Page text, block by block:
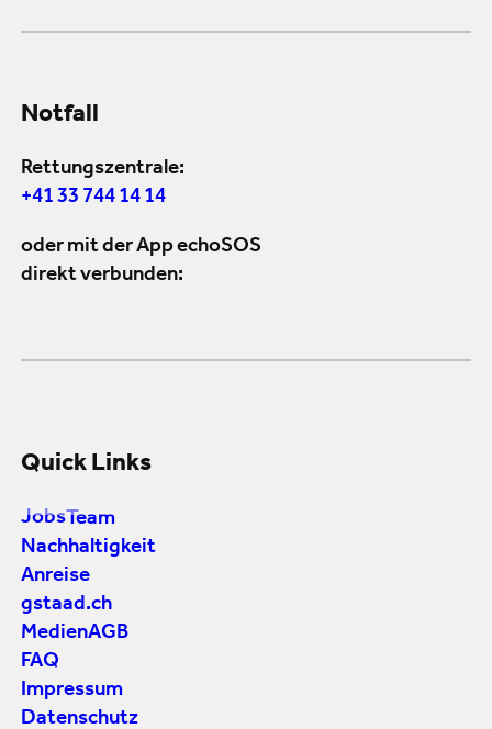
Notfall
Rettungszentrale:
+41 33 744 14 14
oder mit der App echoSOS
direkt verbunden:
Quick Links
Jobs Team
Nachhaltigkeit
Anreise
gstaad.ch
MedienAGB
FAQ
Impressum
Datenschutz